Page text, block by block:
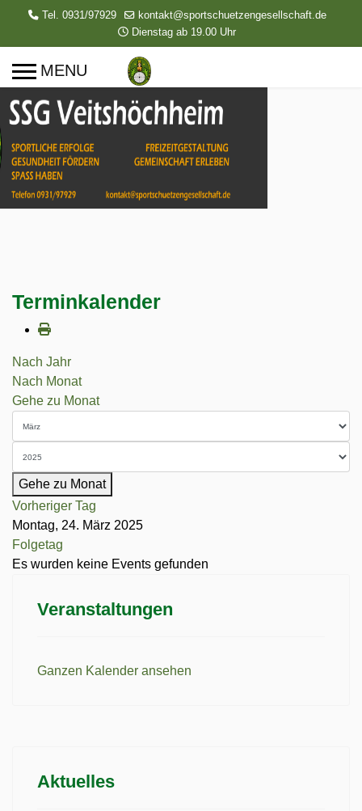
Tel. 0931/97929
kontakt@sportschuetzengesellschaft.de
Dienstag ab 19.00 Uhr
Terminkalender
Nach Jahr
Nach Monat
Gehe zu Monat
Gehe zu Monat
Vorheriger Tag
Montag, 24. März 2025
Folgetag
Es wurden keine Events gefunden
Veranstaltungen
Ganzen Kalender ansehen
Aktuelles